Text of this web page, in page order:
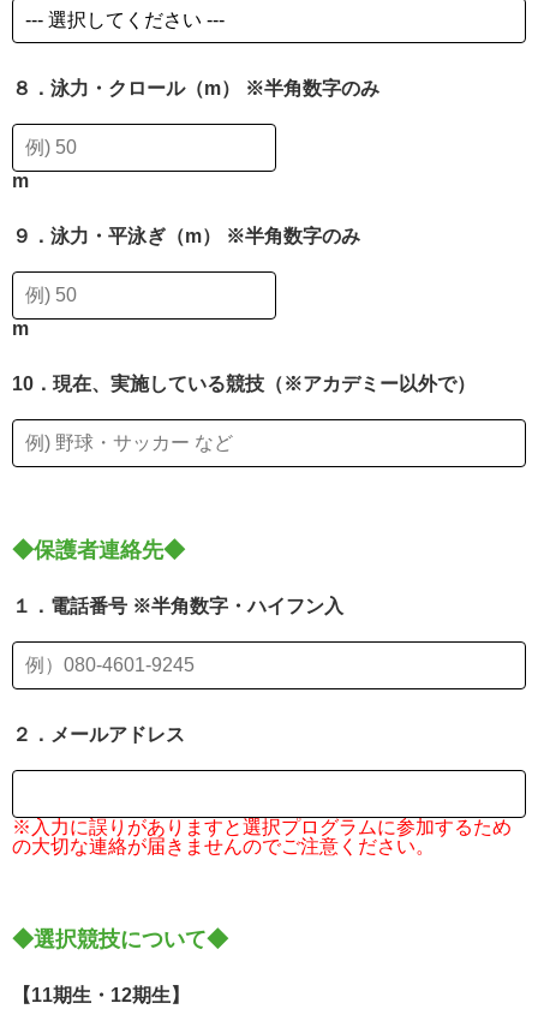
８．泳力・クロール（m） ※半角数字のみ
m
９．泳力・平泳ぎ（m） ※半角数字のみ
m
10．現在、実施している競技（※アカデミー以外で）
◆保護者連絡先◆
１．電話番号 ※半角数字・ハイフン入
２．メールアドレス
※入力に誤りがありますと選択プログラムに参加するため
の大切な連絡が届きませんのでご注意ください。
◆選択競技について◆
【11期生・12期生】